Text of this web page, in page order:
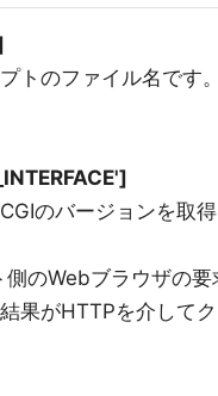
トのファイル名です
のバージョンを取得
のWebブラウザの
果がHTTPを介して